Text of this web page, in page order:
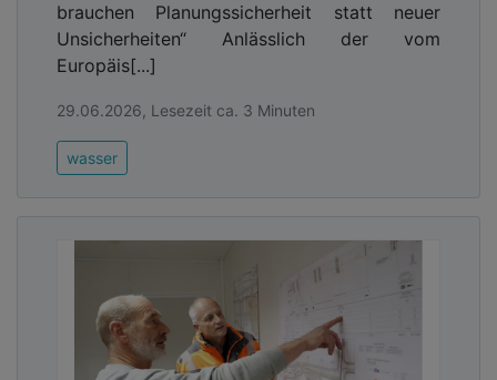
brauchen Planungssicherheit statt neuer
Unsicherheiten“ Anlässlich der vom
Europäis[...]
29.06.2026, Lesezeit ca. 3 Minuten
wasser